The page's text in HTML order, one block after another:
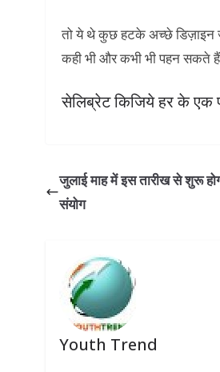
तो ये थे कुछ हटके अच्छे डिज़ाइन
कही भी और कभी भी पहन सकते
सेलिब्रेट किजिये हर के
जुलाई माह में इस तारीख से शुरू
संयोग
Youth Trend